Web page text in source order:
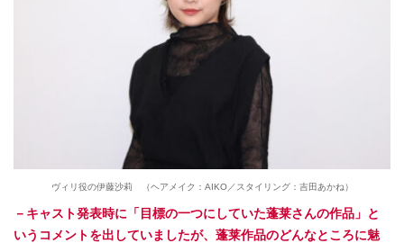
ヴィリ役の伊藤沙莉 （ヘアメイク：AIKO／スタイリング：吉田あかね）
－キャスト発表時に「目標の一つにしていた蓬莱さんの作品」と
いうコメントを出していましたが、蓬莱作品のどんなところに魅